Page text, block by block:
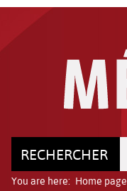
RECHERCHER
You are here: Home page